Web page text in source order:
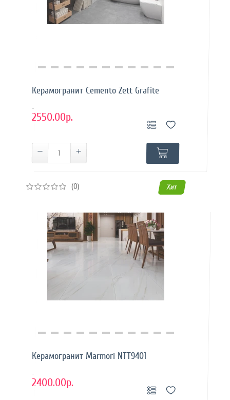
Купить в 1 клик
Керамогранит Cemento Zett Grafite
..
2550.00р.
(0) Хит
Купить в 1 клик
Керамогранит Marmori NTT9401
..
2400.00р.